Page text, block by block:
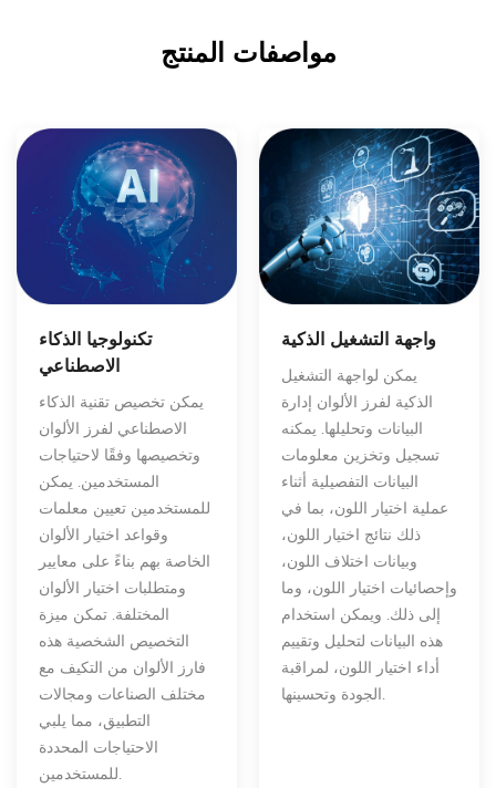
مواصفات المنتج
تكنولوجيا الذكاء
الاصطناعي
يمكن تخصيص تقنية الذكاء
الاصطناعي لفرز الألوان
وتخصيصها وفقًا لاحتياجات
المستخدمين. يمكن
للمستخدمين تعيين معلمات
وقواعد اختيار الألوان
الخاصة بهم بناءً على معايير
ومتطلبات اختيار الألوان
المختلفة. تمكن ميزة
التخصيص الشخصية هذه
فارز الألوان من التكيف مع
مختلف الصناعات ومجالات
التطبيق، مما يلبي
الاحتياجات المحددة
للمستخدمين.
واجهة التشغيل الذكية
يمكن لواجهة التشغيل
الذكية لفرز الألوان إدارة
البيانات وتحليلها. يمكنه
تسجيل وتخزين معلومات
البيانات التفصيلية أثناء
عملية اختيار اللون، بما في
ذلك نتائج اختيار اللون،
وبيانات اختلاف اللون،
وإحصائيات اختيار اللون، وما
إلى ذلك. ويمكن استخدام
هذه البيانات لتحليل وتقييم
أداء اختيار اللون، لمراقبة
الجودة وتحسينها.